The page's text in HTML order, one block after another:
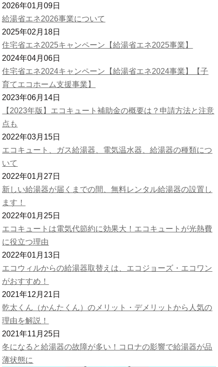
2026年01月09日
給湯省エネ2026事業について
2025年02月18日
住宅省エネ2025キャンペーン【給湯省エネ2025事業】
2024年04月06日
住宅省エネ2024キャンペーン【給湯省エネ2024事業】【子
育てエコホーム支援事業】
2023年06月14日
【2023年版】エコキュート補助金の概要は？申請方法と注意
点も
2022年03月15日
エコキュート、ガス給湯器、電気温水器、給湯器の種類につ
いて
2022年01月27日
新しい給湯器が届くまでの間、無料レンタル給湯器の設置し
ます！
2022年01月25日
エコキュートは電気代節約に効果大！エコキュートが光熱費
に役立つ理由
2022年01月13日
エコウィルからの給湯器取替えは、エコジョーズ・エコワン
がおすすめ！
2021年12月21日
乾太くん（かんたくん）のメリット・デメリットから人気の
理由を解説！
2021年11月25日
冬になると給湯器の故障が多い！コロナの影響で給湯器が品
薄状態に